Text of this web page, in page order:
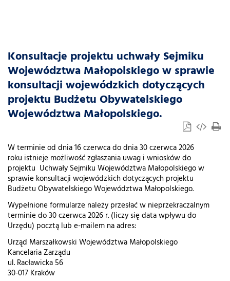
Konsultacje projektu uchwały Sejmiku
Województwa Małopolskiego w sprawie
konsultacji wojewódzkich dotyczących
projektu Budżetu Obywatelskiego
Województwa Małopolskiego.
W terminie od dnia 16 czerwca do dnia 30 czerwca 2026
roku istnieje możliwość zgłaszania uwag i wniosków do
projektu Uchwały Sejmiku Województwa Małopolskiego w
sprawie konsultacji wojewódzkich dotyczących projektu
Budżetu Obywatelskiego Województwa Małopolskiego.
Wypełnione formularze należy przesłać w nieprzekraczalnym
terminie do 30 czerwca 2026 r. (liczy się data wpływu do
Urzędu) pocztą lub e-mailem na adres:
Urząd Marszałkowski Województwa Małopolskiego
Kancelaria Zarządu
ul. Racławicka 56
30-017 Kraków